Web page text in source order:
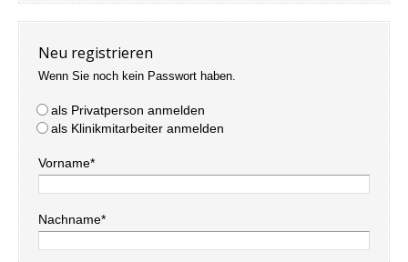
Neu registrieren
Wenn Sie noch kein Passwort haben.
als Privatperson anmelden
als Klinikmitarbeiter anmelden
Vorname*
Nachname*